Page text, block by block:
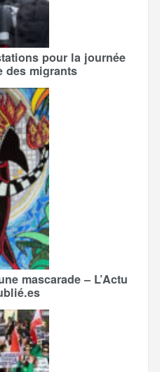
pour la journée
des migrants
mascarade – L’Actu